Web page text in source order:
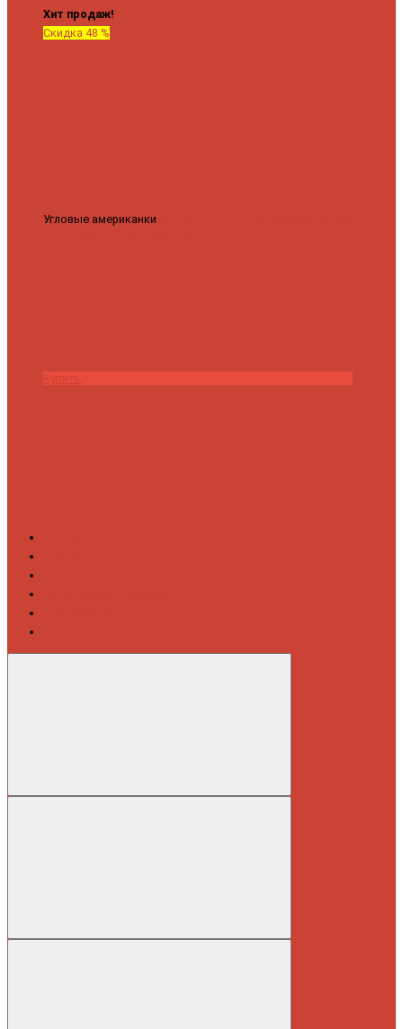
Хит продаж!
Скидка 48 %
Угловые американки
Купить